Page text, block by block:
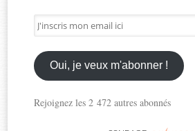
J'inscris
mon
email
ici
Oui, je veux m'abonner !
Rejoignez les 2 472 autres abonnés